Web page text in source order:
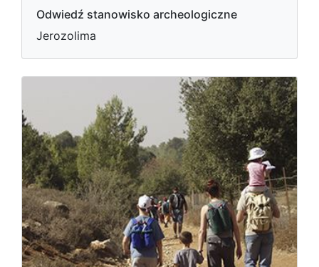
Odwiedź stanowisko archeologiczne
Jerozolima